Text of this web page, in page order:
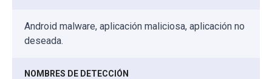
Android malware, aplicación maliciosa, aplicación no
deseada.
NOMBRES DE DETECCIÓN